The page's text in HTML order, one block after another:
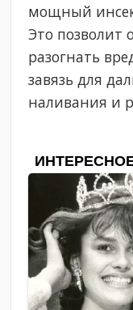
мощный
Это позволит
разогнать
завязь для
наливания и